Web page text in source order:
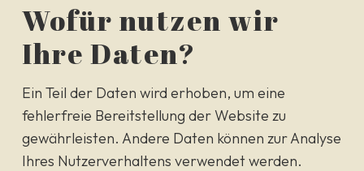
Wofür nutzen wir
Ihre Daten?
Ein Teil der Daten wird erhoben, um eine
fehlerfreie Bereitstellung der Website zu
gewährleisten. Andere Daten können zur Analyse
Ihres Nutzerverhaltens verwendet werden.